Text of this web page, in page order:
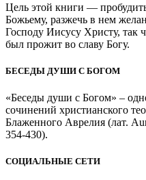
Цель этой книги —
Божьему, разжечь в нем
Господу Иисусу Христу, так
был прожит во славу Богу.
БЕСЕДЫ ДУШИ С БОГОМ
«Беседы души с Богом» –
сочинений христианского
Блаженного Аврелия (лат.
354-430).
СОЦИАЛЬНЫЕ СЕТИ